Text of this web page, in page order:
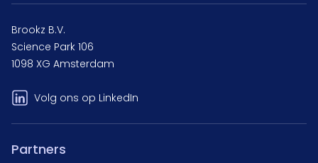
Brookz B.V.
Science Park 106
1098 XG Amsterdam
Volg ons op LinkedIn
Partners